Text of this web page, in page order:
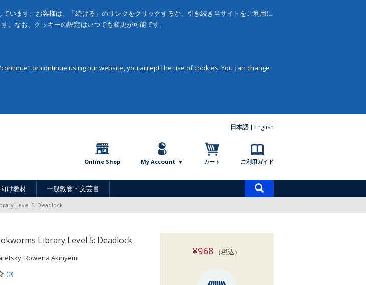
います。お客様は、「続ける」のリンクをクリックするか、引き続き当サイトをご利用に
。なお、クッキーの設定はいつでも変更が可能です。
or continue using our website, you accept the use of cookies. You can change
日本語 English
Online Shop My Account カート ご利用ガイド
け教材 一般教養・文芸書
索
Level 5: Deadlock
Library Level 5: Deadlock
Rowena Akinyemi
(0)
¥968 （税込）